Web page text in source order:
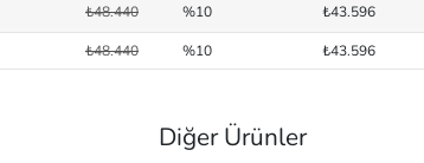
₺48.440 %10 ₺43.596
₺48.440 %10 ₺43.596
Diğer Ürünler